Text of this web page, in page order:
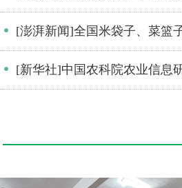
[澎湃新闻]全国米袋子、菜篮
[新华社]中国农科院农业信息